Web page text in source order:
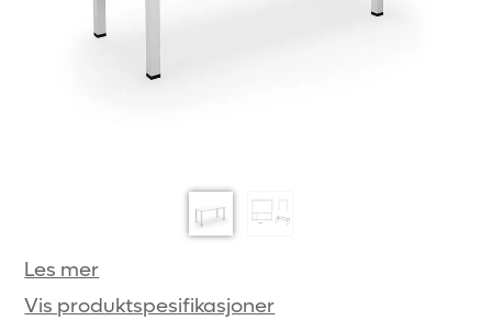
Les mer
Vis produktspesifikasjoner